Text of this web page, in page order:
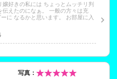
嬢好きの私には ちょっとムッチリ判
伝えたのになぁ。 一般の方々は充
るかと思います。 お部屋に入
写真：